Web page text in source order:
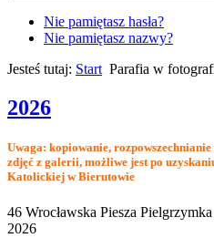
Nie pamiętasz hasła?
Nie pamiętasz nazwy?
Jesteś tutaj: Start Parafia w
2026
Uwaga: kopiowanie,
zdjęć z galerii, możliwe jest po
Katolickiej w Bierutowie
46 Wrocławska Piesza
2026